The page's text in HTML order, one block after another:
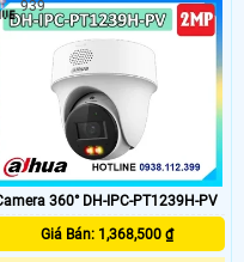
360° DH-IPC-PT1239H-PV
Giá Bán: 1,368,500 ₫
939